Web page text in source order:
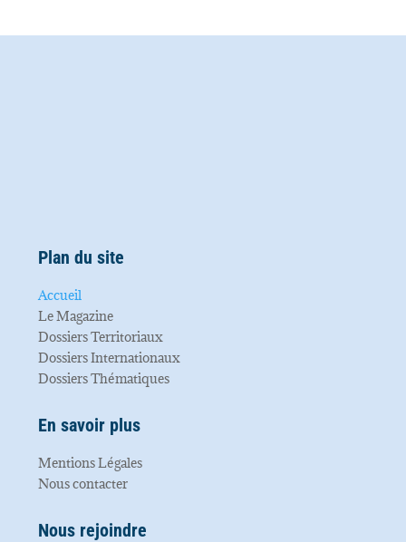
Plan du site
Accueil
Le Magazine
Dossiers Territoriaux
Dossiers Internationaux
Dossiers Thématiques
En savoir plus
Mentions Légales
Nous contacter
Nous rejoindre